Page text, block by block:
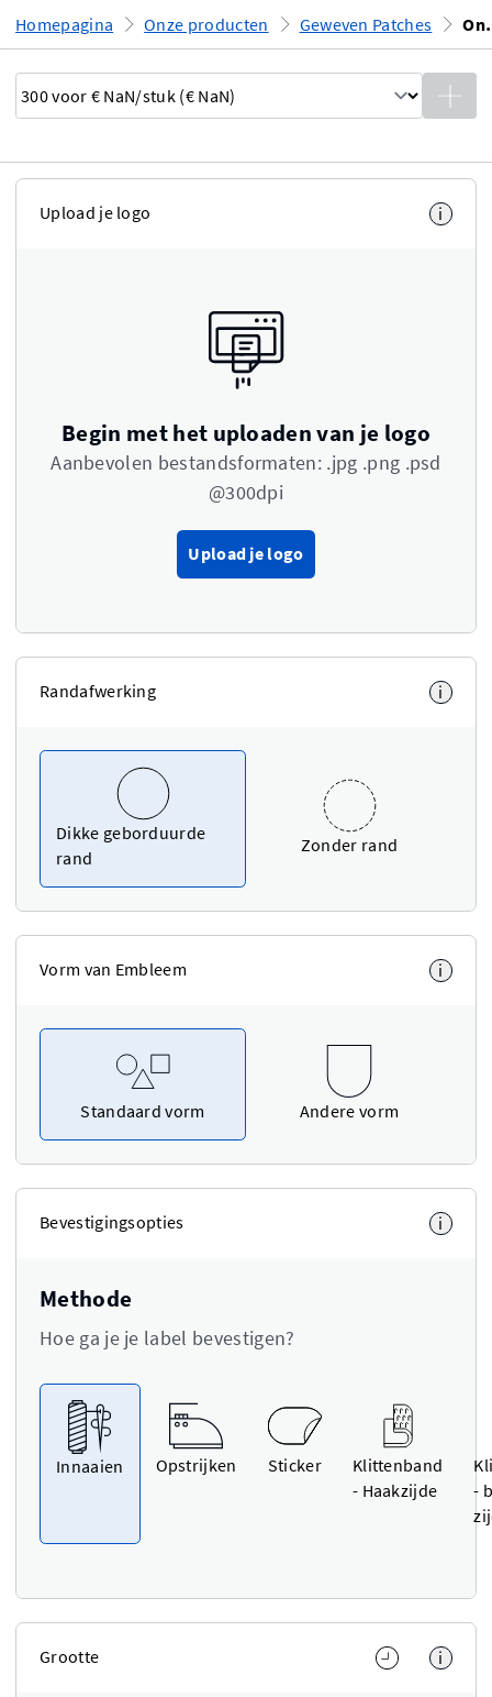
Homepagina Onze producten Geweven Patches
Upload je logo i
Begin met het uploaden van je logo
Aanbevolen bestandsformaten: .jpg .png .psd
@300dpi
Upload je logo
Randafwerking i
Dikke geborduurde
rand
Zonder rand
Vorm van Embleem i
Standaard vorm Andere vorm
Bevestigingsopties i
Methode
Hoe ga je je label bevestigen?
Innaaien Opstrijken Sticker
Klittenband
- Haakzijde
-
Grootte i